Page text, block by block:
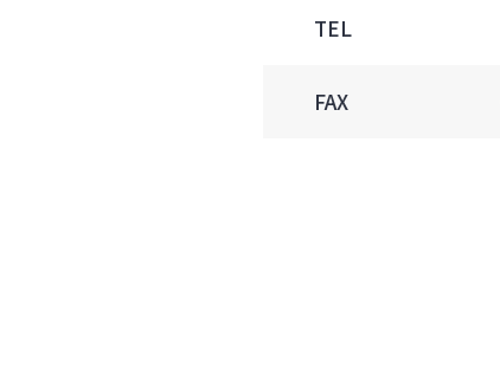
TEL
FAX